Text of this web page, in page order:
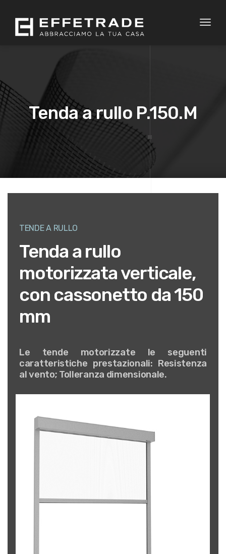
Toggle
Tenda a rullo P.150.M
TENDE A RULLO
Tenda a rullo
motorizzata verticale,
con cassonetto da 150
mm
Le tende motorizzate le seguenti
caratteristiche prestazionali: Resistenza
al vento; Tolleranza dimensionale.